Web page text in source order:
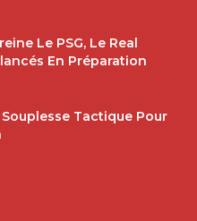
Le PSG, Le Real
En Préparation
Tactique Pour